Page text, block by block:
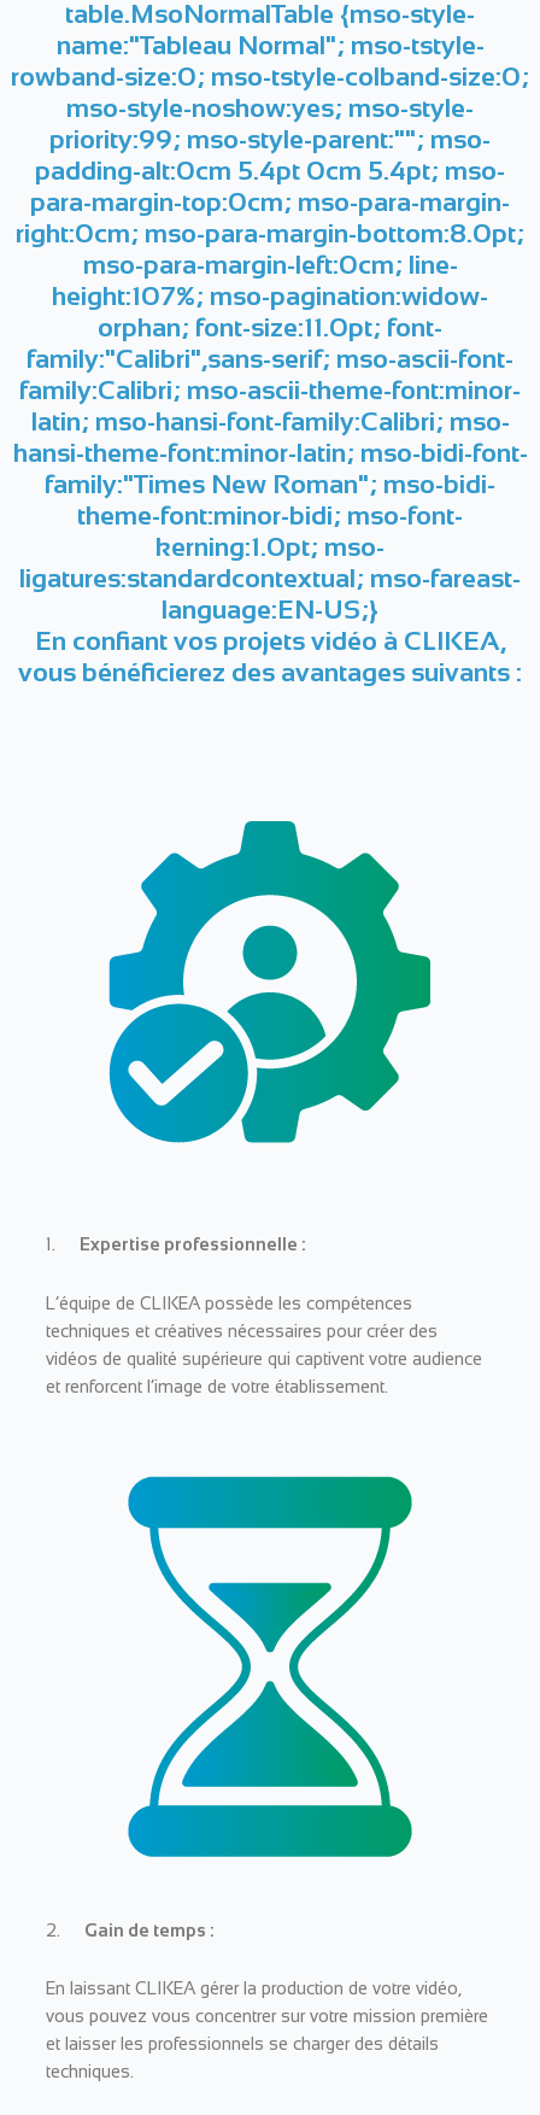
table.MsoNormalTable {mso-style-
name:"Tableau Normal"; mso-tstyle-
rowband-size:0; mso-tstyle-colband-size:0;
mso-style-noshow:yes; mso-style-
priority:99; mso-style-parent:""; mso-
padding-alt:0cm 5.4pt 0cm 5.4pt; mso-
para-margin-top:0cm; mso-para-margin-
right:0cm; mso-para-margin-bottom:8.0pt;
mso-para-margin-left:0cm; line-
height:107%; mso-pagination:widow-
orphan; font-size:11.0pt; font-
family:"Calibri",sans-serif; mso-ascii-font-
family:Calibri; mso-ascii-theme-font:minor-
latin; mso-hansi-font-family:Calibri; mso-
hansi-theme-font:minor-latin; mso-bidi-font-
family:"Times New Roman"; mso-bidi-
theme-font:minor-bidi; mso-font-
kerning:1.0pt; mso-
ligatures:standardcontextual; mso-fareast-
language:EN-US;}
En confiant vos projets vidéo à CLIKEA,
vous bénéficierez des avantages suivants :
1. Expertise professionnelle :
L’équipe de CLIKEA possède les compétences
techniques et créatives nécessaires pour créer des
vidéos de qualité supérieure qui captivent votre audience
et renforcent l’image de votre établissement.
2. Gain de temps :
En laissant CLIKEA gérer la production de votre vidéo,
vous pouvez vous concentrer sur votre mission première
et laisser les professionnels se charger des détails
techniques.